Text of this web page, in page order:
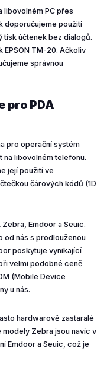
libovolném PC přes
EPSON TM-20. Ačkoliv
pro PDA
pro operační systém
ve
čárových kódů (1D
Emdoor a Seuic.
velmi podobné ceně
Management) v ceně, pokud jsou zakoupeny u nás.
hardwarově zastaralé
je